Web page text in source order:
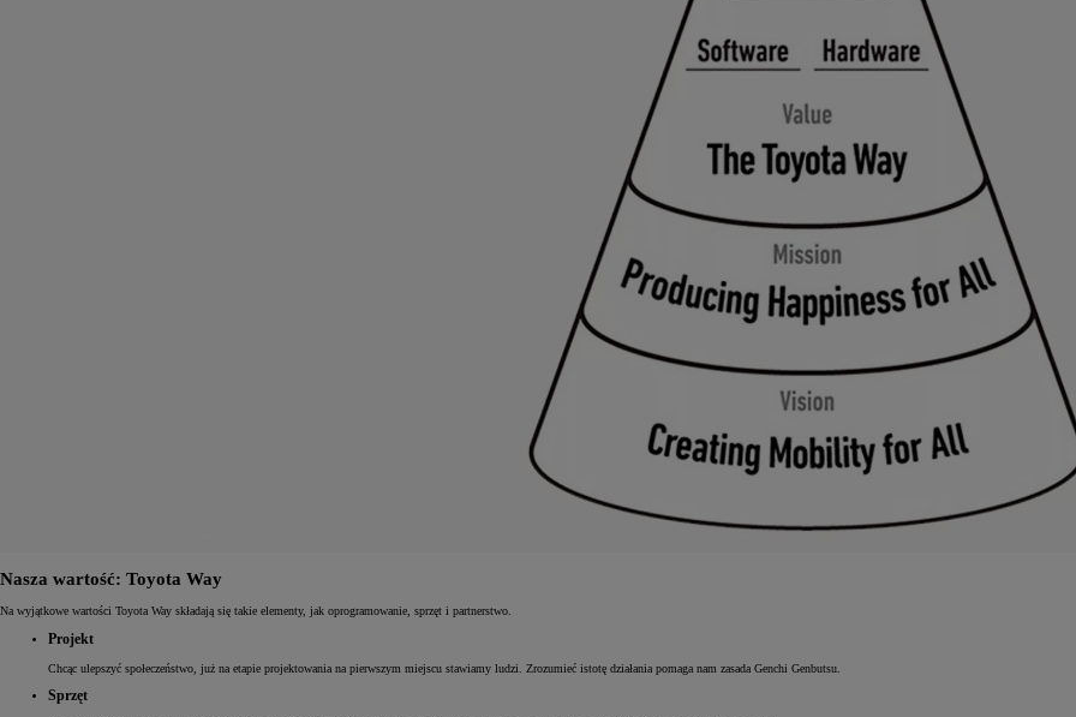
Nasza wartość: Toyota Way
Na wyjątkowe wartości Toyota Way składają się takie elementy, jak oprogramowanie, sprzęt i partnerstwo.
Projekt
Chcąc ulepszyć społeczeństwo, już na etapie projektowania na pierwszym miejscu stawiamy ludzi. Zrozumieć istotę działania pomaga nam zasada Genchi Genbutsu.
Sprzęt